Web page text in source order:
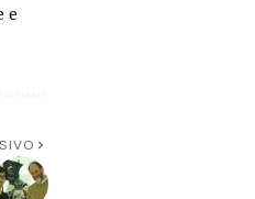
e